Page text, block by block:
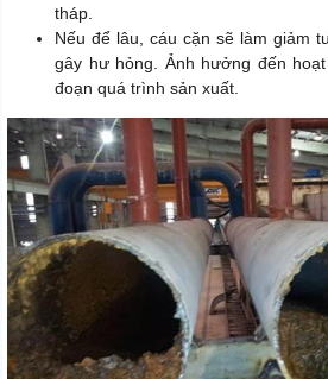
tháp.
Nếu để lâu, cáu cặn sẽ làm giảm
gây hư hỏng. Ảnh hưởng đến
đoạn quá trình sản xuất.